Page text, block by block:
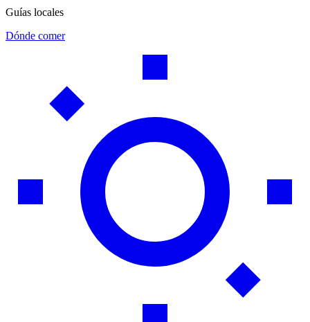
Guías locales
Dónde comer